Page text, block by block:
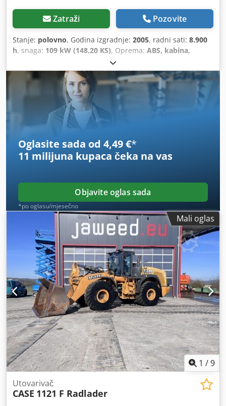
Zatraži Pozovite
Stanje: polovno, Godina izgradnje: 2005, radni sati: 8.900
h, snaga: 109 kW (148,20 KS), Oprema: ABS, kabina,
klima-uređaj, pogon na sve točkove
Oglasite sada od 4,49 €*
11 milijuna kupaca čeka na vas
Objavite oglas sada
*po oglasu/mjesečno
Mali oglas
1 /9
Utovarivač
CASE 1121 F Radlader